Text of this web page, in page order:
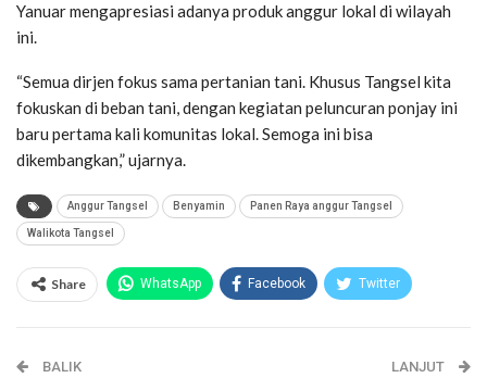
Yanuar mengapresiasi adanya produk anggur lokal di wilayah
ini.
“Semua dirjen fokus sama pertanian tani. Khusus Tangsel kita
fokuskan di beban tani, dengan kegiatan peluncuran ponjay ini
baru pertama kali komunitas lokal. Semoga ini bisa
dikembangkan,” ujarnya.
Anggur Tangsel Benyamin Panen Raya anggur Tangsel
Walikota Tangsel
Share WhatsApp Facebook Twitter
Telegram
BALIK LANJUT